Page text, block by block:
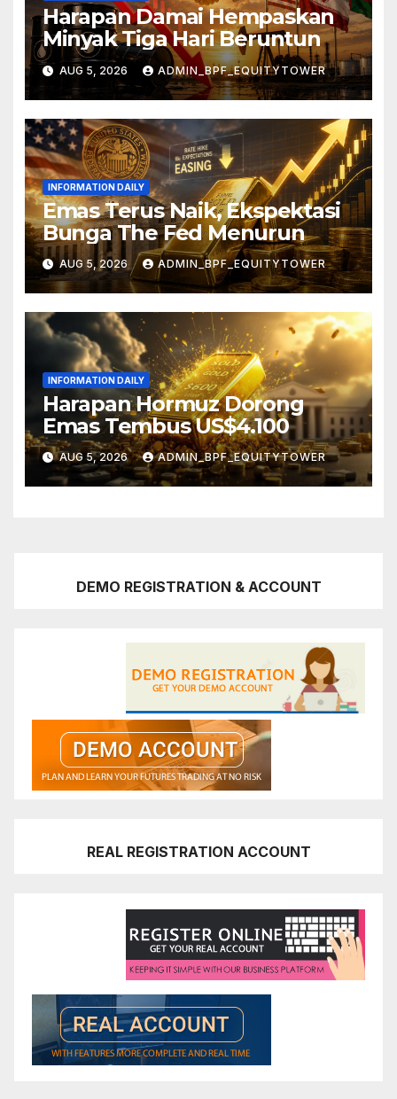
Harapan Damai Hempaskan
Minyak Tiga Hari Beruntun
AUG 5, 2026 ADMIN_BPF_EQUITYTOWER
INFORMATION DAILY
Emas Terus Naik, Ekspektasi
Bunga The Fed Menurun
AUG 5, 2026 ADMIN_BPF_EQUITYTOWER
INFORMATION DAILY
Harapan Hormuz Dorong
Emas Tembus US$4.100
AUG 5, 2026 ADMIN_BPF_EQUITYTOWER
DEMO REGISTRATION & ACCOUNT
REAL REGISTRATION ACCOUNT